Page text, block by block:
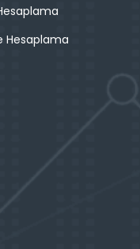
Hesaplama